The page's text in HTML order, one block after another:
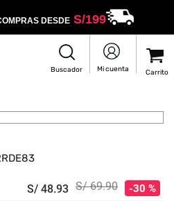
DESDES/199
S/ 48.93 S/ 69.90 30 %